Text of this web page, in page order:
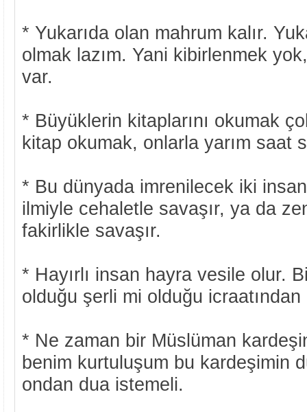
* Yukarıda olan mahrum kalır.
olmak lazım. Yani kibirlenmek
var.
* Büyüklerin kitaplarını okumak
kitap okumak, onlarla yarım saat
* Bu dünyada imrenilecek iki
ilmiyle cehaletle savaşır, ya da
fakirlikle savaşır.
* Hayırlı insan hayra vesile olur.
olduğu şerli mi olduğu
* Ne zaman bir Müslüman
benim kurtuluşum bu kardeşimin
ondan dua istemeli.